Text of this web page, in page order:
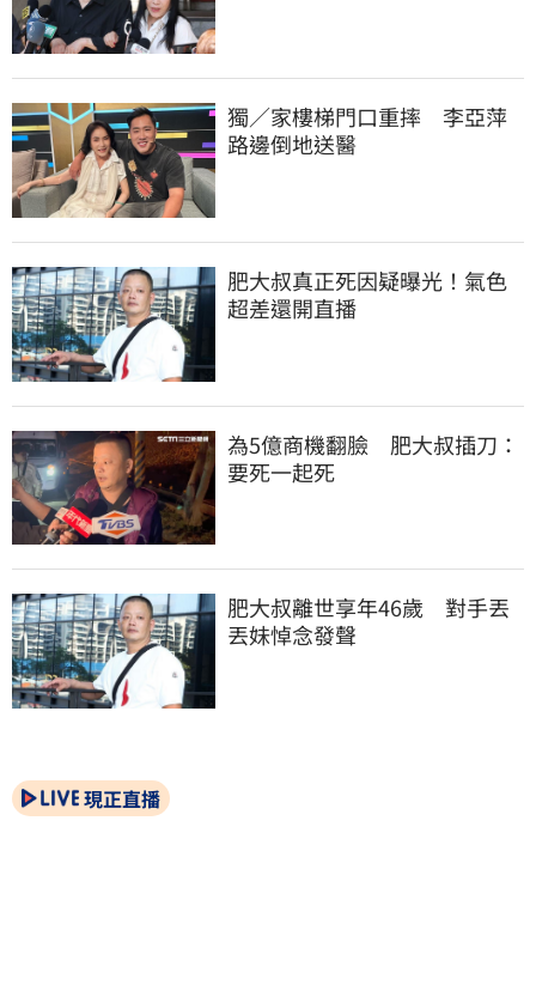
獨／家樓梯門口重摔　李亞萍
路邊倒地送醫
肥大叔真正死因疑曝光！氣色
超差還開直播
為5億商機翻臉　肥大叔插刀：
要死一起死
肥大叔離世享年46歲　對手丟
丟妹悼念發聲
現正直播